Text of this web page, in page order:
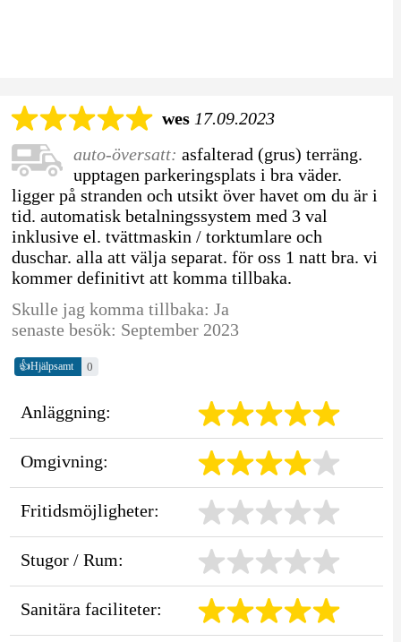
wes 17.09.2023
auto-översatt: asfalterad (grus) terräng.
upptagen parkeringsplats i bra väder.
ligger på stranden och utsikt över havet om du är i
tid. automatisk betalningssystem med 3 val
inklusive el. tvättmaskin / torktumlare och
duschar. alla att välja separat. för oss 1 natt bra. vi
kommer definitivt att komma tillbaka.
Skulle jag komma tillbaka: Ja
senaste besök: September 2023
👍Hjälpsamt 0
Anläggning:
Omgivning:
Fritidsmöjligheter:
Stugor / Rum:
Sanitära faciliteter: